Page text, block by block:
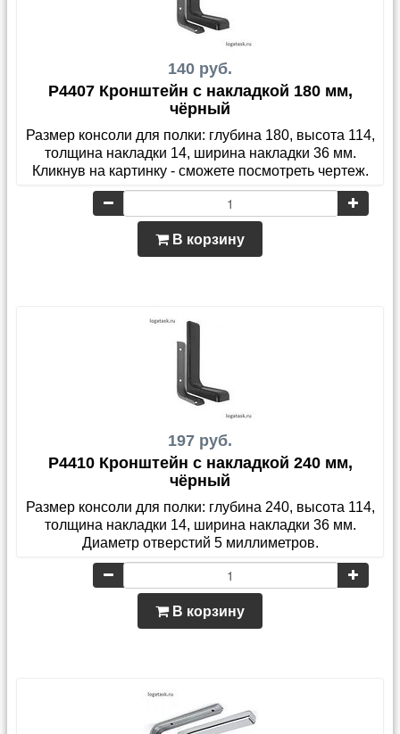
140 руб.
P4407 Кронштейн с накладкой 180 мм,
чёрный
Размер консоли для полки: глубина 180, высота 114,
толщина накладки 14, ширина накладки 36 мм.
Кликнув на картинку - сможете посмотреть чертеж.
В корзину
197 руб.
P4410 Кронштейн с накладкой 240 мм,
чёрный
Размер консоли для полки: глубина 240, высота 114,
толщина накладки 14, ширина накладки 36 мм.
Диаметр отверстий 5 миллиметров.
В корзину